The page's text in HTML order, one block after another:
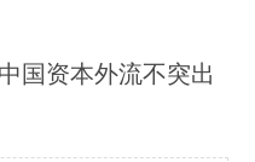
国资本外流不突出